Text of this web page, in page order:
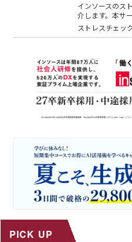
インソースのス
介します。本サ
ストレスチェッ
PICK UP